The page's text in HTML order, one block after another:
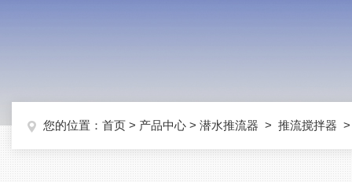
您的位置： 首页 > 产品中心 > 潜水推流器 > 推流搅拌器